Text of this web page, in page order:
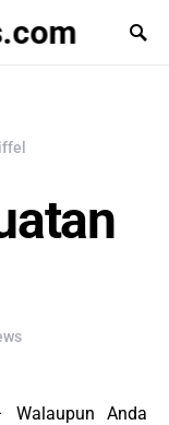
Walaupun Anda